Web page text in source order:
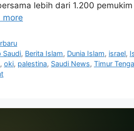
lebih dari 1.200
more
Saudi, Berita Islam, Dunia Islam, israel,
, oki, palestina, Saudi News, Timur